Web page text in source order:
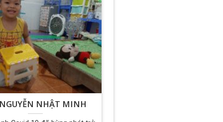
NHẬT MINH